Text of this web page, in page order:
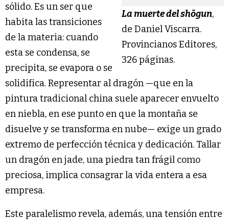
La muerte del shōgun,
de Daniel Viscarra.
Provincianos Editores,
326 páginas.
sólido. Es un ser que
habita las transiciones
de la materia: cuando
esta se condensa, se
precipita, se evapora o se
solidifica. Representar al dragón —que en la
pintura tradicional china suele aparecer envuelto
en niebla, en ese punto en que la montaña se
disuelve y se transforma en nube— exige un grado
extremo de perfección técnica y dedicación. Tallar
un dragón en jade, una piedra tan frágil como
preciosa, implica consagrar la vida entera a esa
empresa.
Este paralelismo revela, además, una tensión entre